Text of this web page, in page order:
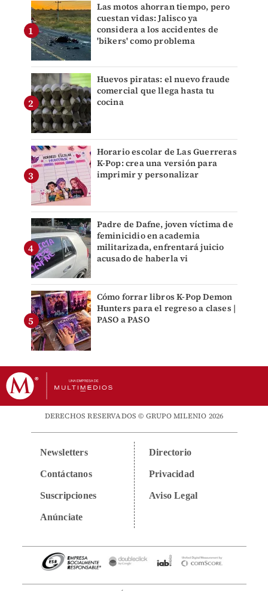
Las motos ahorran tiempo, pero
cuestan vidas: Jalisco ya
considera a los accidentes de
'bikers' como problema
Huevos piratas: el nuevo fraude
comercial que llega hasta tu
cocina
Horario escolar de Las Guerreras
K-Pop: crea una versión para
imprimir y personalizar
Padre de Dafne, joven víctima de
feminicidio en academia
militarizada, enfrentará juicio
acusado de haberla vi
Cómo forrar libros K-Pop Demon
Hunters para el regreso a clases |
PASO a PASO
DERECHOS RESERVADOS © GRUPO MILENIO 2026
Newsletters
Contáctanos
Suscripciones
Anúnciate
Directorio
Privacidad
Aviso Legal